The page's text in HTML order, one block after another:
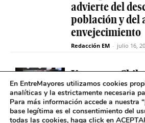
advierte del
población y del
envejecimiento
Redacción EM - julio 16,
Uruguay y
proyecto
reducir la
las personas
En EntreMayores utilizamos cookies
analíticas y la estrictamente necesaria
Para más información accede a nuestra “
base legítima es el consentimiento del
todas las cookies, haga click en